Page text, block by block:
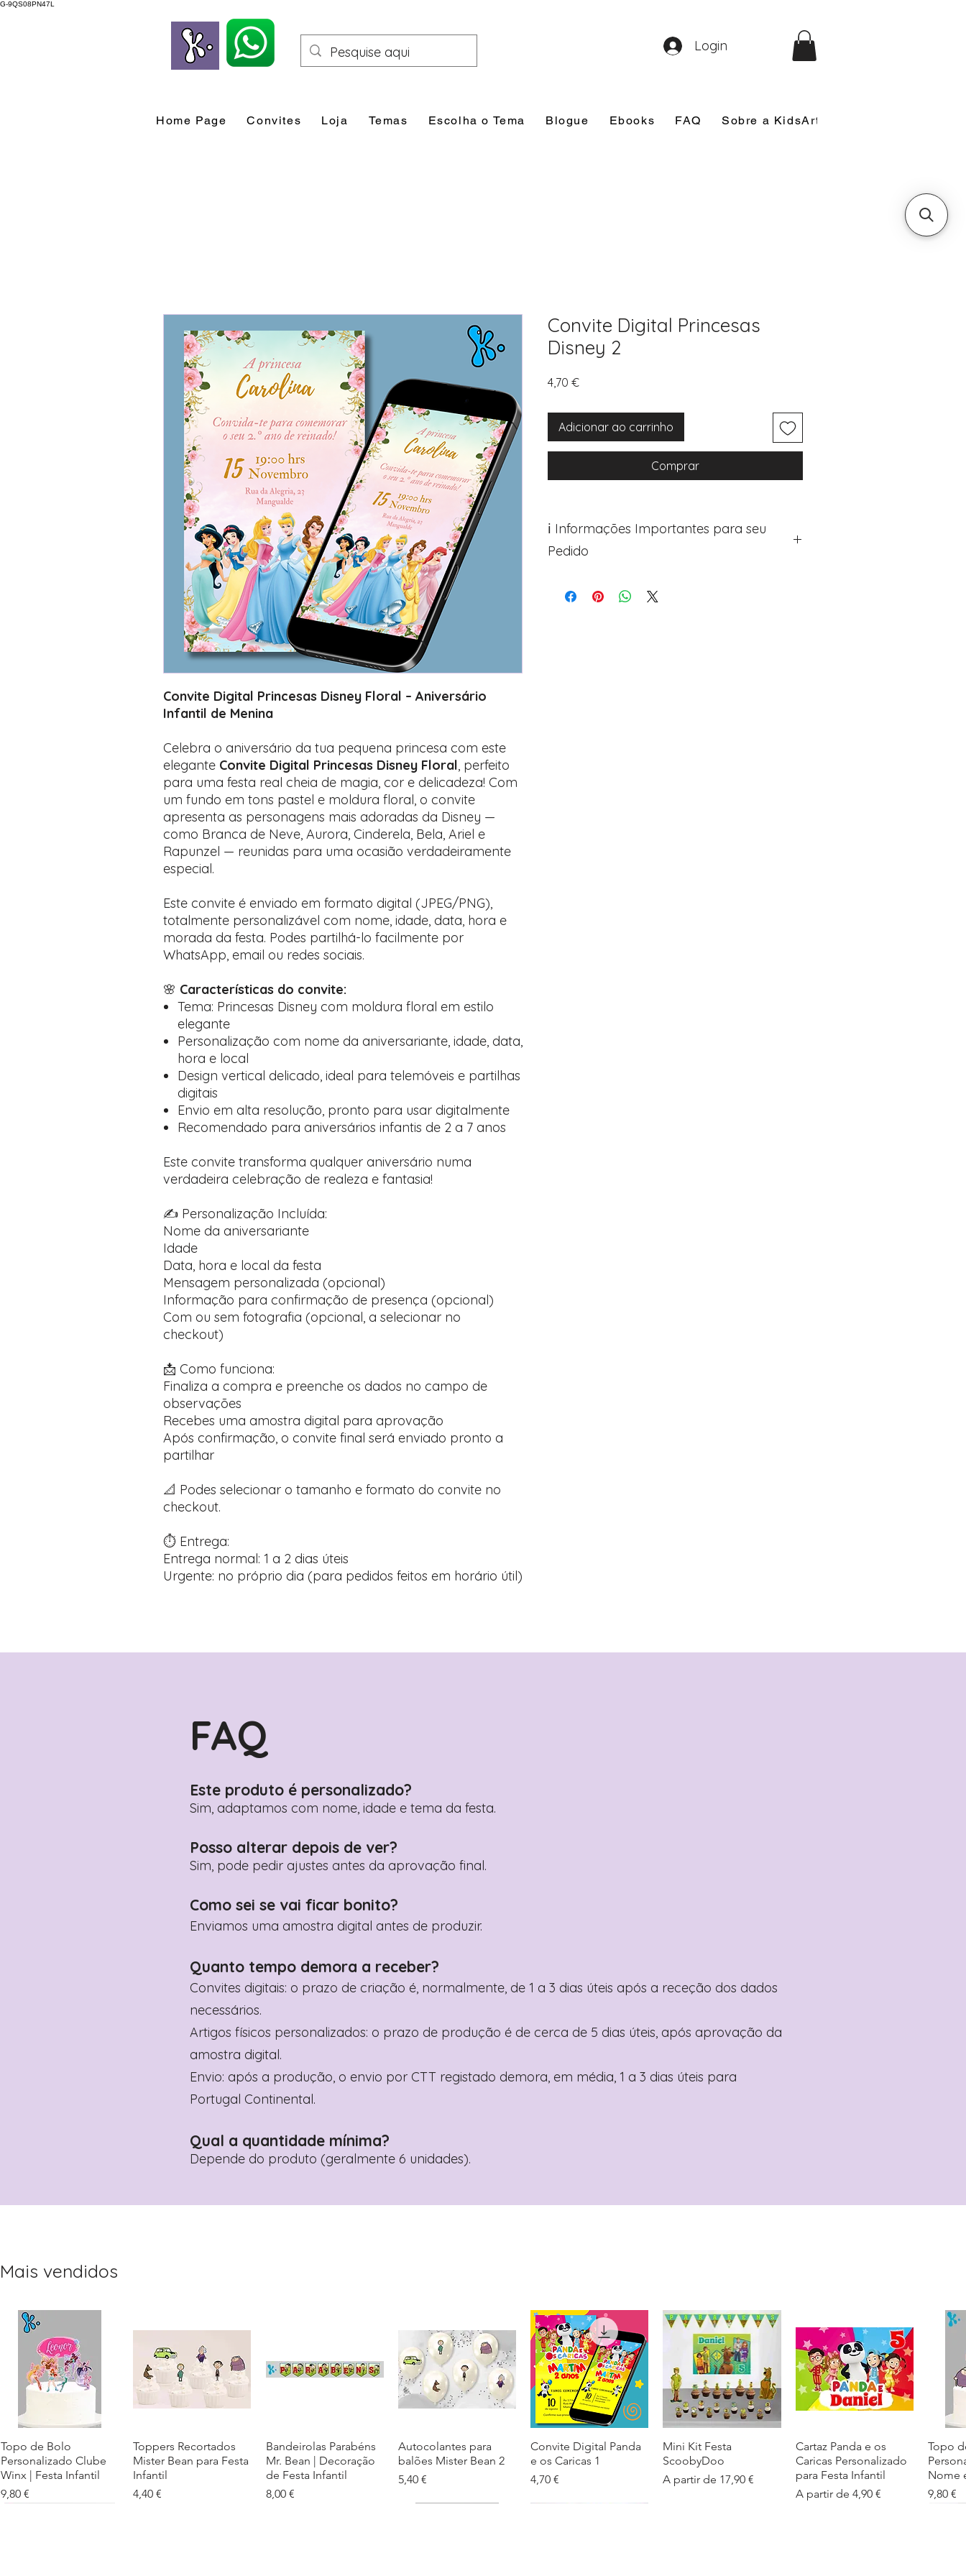
G-9QS08PN47L
Home Page Convites Loja Temas Escolha o Tema Blogue Ebooks FAQ Sobre a KidsArt
Login
Convite Digital Princesas Disney Floral – Aniversário
Infantil de Menina
Celebra o aniversário da tua pequena princesa com este
elegante Convite Digital Princesas Disney Floral, perfeito
para uma festa real cheia de magia, cor e delicadeza! Com
um fundo em tons pastel e moldura floral, o convite
apresenta as personagens mais adoradas da Disney —
como Branca de Neve, Aurora, Cinderela, Bela, Ariel e
Rapunzel — reunidas para uma ocasião verdadeiramente
especial.
Este convite é enviado em formato digital (JPEG/PNG),
totalmente personalizável com nome, idade, data, hora e
morada da festa. Podes partilhá-lo facilmente por
WhatsApp, email ou redes sociais.
🌸 Características do convite:
Tema: Princesas Disney com moldura floral em estilo
elegante
Personalização com nome da aniversariante, idade, data,
hora e local
Design vertical delicado, ideal para telemóveis e partilhas
digitais
Envio em alta resolução, pronto para usar digitalmente
Recomendado para aniversários infantis de 2 a 7 anos
Este convite transforma qualquer aniversário numa
verdadeira celebração de realeza e fantasia!
✍️ Personalização Incluída:
Nome da aniversariante
Idade
Data, hora e local da festa
Mensagem personalizada (opcional)
Informação para confirmação de presença (opcional)
Com ou sem fotografia (opcional, a selecionar no
checkout)
📩 Como funciona:
Finaliza a compra e preenche os dados no campo de
observações
Recebes uma amostra digital para aprovação
Após confirmação, o convite final será enviado pronto a
partilhar
📐 Podes selecionar o tamanho e formato do convite no
checkout.
⏱️ Entrega:
Entrega normal: 1 a 2 dias úteis
Urgente: no próprio dia (para pedidos feitos em horário útil)
Convite Digital Princesas
Disney 2
4,70 €Preço
Adicionar ao carrinho
Comprar
ℹ️ Informações Importantes para seu
Pedido
Avance para a página de checkout (próximo passo
FAQ
Este produto é personalizado?
Sim, adaptamos com nome, idade e tema da festa.
Posso alterar depois de ver?
Sim, pode pedir ajustes antes da aprovação final.
Como sei se vai ficar bonito?
Enviamos uma amostra digital antes de produzir.
Quanto tempo demora a receber?
Convites digitais: o prazo de criação é, normalmente, de 1 a 3 dias úteis após a receção dos dados
necessários.
Artigos físicos personalizados: o prazo de produção é de cerca de 5 dias úteis, após aprovação da
amostra digital.
Envio: após a produção, o envio por CTT registado demora, em média, 1 a 3 dias úteis para
Portugal Continental.
Qual a quantidade mínima?
Depende do produto (geralmente 6 unidades).
Mais vendidos
Visualização rápida
Topo de Bolo
Personalizado Clube
Winx | Festa Infantil
Preço
9,80 €
Visualização rápida
Toppers Recortados
Mister Bean para Festa
Infantil
Preço
4,40 €
Visualização rápida
Bandeirolas Parabéns
Mr. Bean | Decoração
de Festa Infantil
Preço
8,00 €
Visualização rápida
Autocolantes para
balões Mister Bean 2
Preço
5,40 €
Visualização rápida
Convite Digital Panda
e os Caricas 1
Preço
4,70 €
Visualização rápida
Mini Kit Festa
ScoobyDoo
A partir de 17,90 €
Preço promocional
Visualização rápida
Cartaz Panda e os
Caricas Personalizado
para Festa Infantil
A partir de 4,90 €
Preço promocional
Topo
Nome
Preço
9,80 €